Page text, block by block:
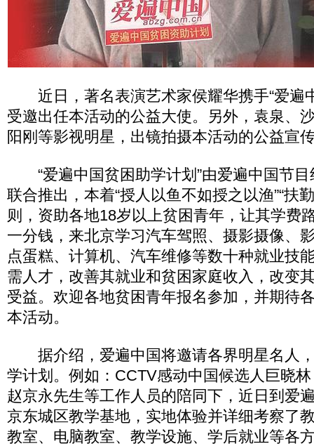
近日，著名表演艺术家侯耀华携手“爱遍
受邀出任本活动的公益大使。另外，袁泉、
阳刚等影视明星，出镜拍摄本活动的公益宣
“爱遍中国贫困助学计划”由爱遍中国节目
联合推出，本着“授人以鱼不如授之以渔”“扶
则，资助各地18岁以上贫困青年，让其学费
一分钱，来北京学习汽车驾照、摄影摄像、
点蛋糕、计算机、汽车维修等数十种就业技
需人才，改善其就业和贫困家庭收入，改变
受益。欢迎各地贫困青年报名参加，并期待
本活动。
据介绍，爱遍中国将邀请各界明星名人
学计划。例如：CCTV感动中国候选人巨晓
赵京永先生等工作人员的陪同下，近日到爱
京东城区教学基地，实地体验并详细考察了
教室、电脑教室、教学设施、学后就业等各